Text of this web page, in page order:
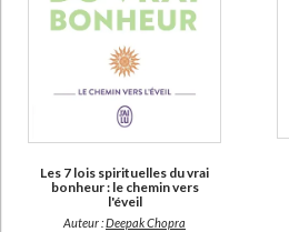
Les 7 lois spirituelles du vrai
bonheur : le chemin vers
l'éveil
Auteur :Deepak Chopra